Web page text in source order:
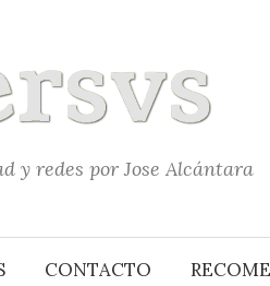
y redes por Jose Alcántara
CONTACTO